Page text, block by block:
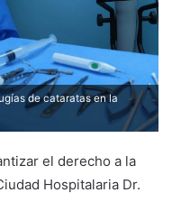
de cataratas en la
el derecho a la
Hospitalaria Dr.